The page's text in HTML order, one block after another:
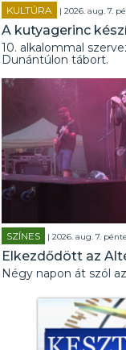
KULTÚRA | 2026. aug. 7.
A kutyagerinc
10. alkalommal
Dunántúlon tábort.
SZÍNES | 2026. aug. 7.
Elkezdődött az
Négy napon át szól